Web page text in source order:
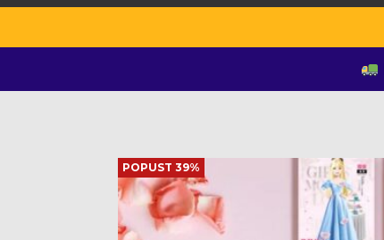
POPUST 39%